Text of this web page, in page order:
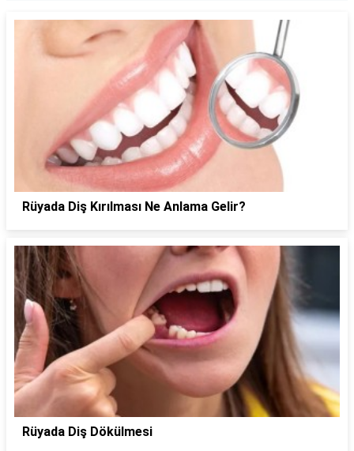
Rüyada Diş Kırılması Ne Anlama Gelir?
Rüyada Diş Dökülmesi